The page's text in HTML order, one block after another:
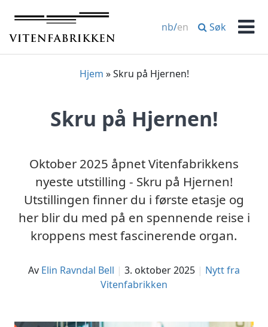
innhold
nb/en Søk
Hjem »Skru på Hjernen!
Skru på Hjernen!
Oktober 2025 åpnet Vitenfabrikkens
nyeste utstilling - Skru på Hjernen!
Utstillingen finner du i første etasje og
her blir du med på en spennende reise i
kroppens mest fascinerende organ.
av Elin Ravndal Bell 3. oktober 2025
Nytt fra
Vitenfabrikken